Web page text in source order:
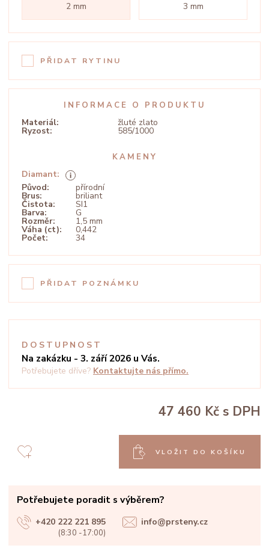
2 mm 3 mm
PŘIDAT RYTINU
INFORMACE O PRODUKTU
Materiál: žluté zlato
Ryzost: 585/1000
KAMENY
Diamant:
Původ:
přírodní
Brus: briliant
Čistota: SI1
Barva: G
Rozměr: 1,5 mm
Váha (ct): 0,442
Počet: 34
PŘIDAT POZNÁMKU
DOSTUPNOST
Na zakázku - 3. září 2026 u Vás.
Potřebujete dříve? Kontaktujte nás přímo.
47 460 Kč s DPH
VLOŽIT DO KOŠÍKU
Potřebujete poradit s výběrem?
+420 222 221 895
(8:30 -17:00)
info@prsteny.cz